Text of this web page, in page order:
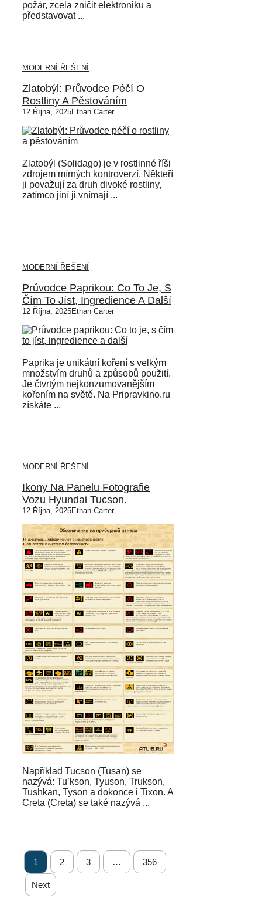
požár, zcela zničit elektroniku a
představovat ...
MODERNÍ ŘEŠENÍ
Zlatobýl: Průvodce Péčí O
Rostliny A Pěstováním
12 Října, 2025Ethan Carter
Zlatobýl (Solidago) je v rostlinné říši
zdrojem mírných kontroverzí. Někteří
ji považují za druh divoké rostliny,
zatímco jiní ji vnímají ...
MODERNÍ ŘEŠENÍ
Průvodce Paprikou: Co To Je, S
Čím To Jíst, Ingredience A Další
12 Října, 2025Ethan Carter
Paprika je unikátní koření s velkým
množstvím druhů a způsobů použití.
Je čtvrtým nejkonzumovanějším
kořením na světě. Na Pripravkino.ru
získáte ...
MODERNÍ ŘEŠENÍ
Ikony Na Panelu Fotografie
Vozu Hyundai Tucson.
12 Října, 2025Ethan Carter
Například Tucson (Tusan) se
nazývá: Tu’kson, Tyuson, Trukson,
Tushkan, Tyson a dokonce i Tixon. A
Creta (Creta) se také nazývá ...
1 2 3 … 356
Next